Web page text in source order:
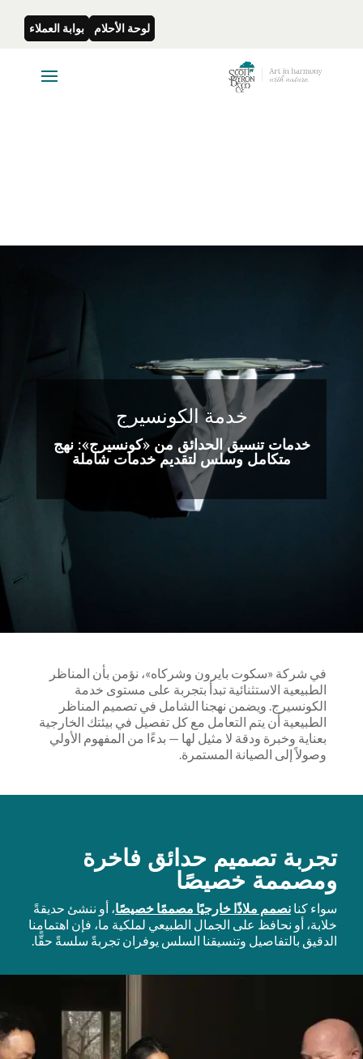
لوحة الأحلام بوابة العملاء
خدمة الكونسيرج
خدمات تنسيق الحدائق من «كونسيرج»: نهج
متكامل وسلس لتقديم خدمات شاملة
في شركة «سكوت بايرون وشركاه»، نؤمن بأن المناظر
الطبيعية الاستثنائية تبدأ بتجربة على مستوى خدمة
الكونسيرج. ويضمن نهجنا الشامل في تصميم المناظر
الطبيعية أن يتم التعامل مع كل تفصيل في بيئتك الخارجية
بعناية وخبرة ودقة لا مثيل لها — بدءًا من المفهوم الأولي
وصولاً إلى الصيانة المستمرة.
تجربة تصميم حدائق فاخرة
ومصممة خصيصًا
سواء كنا نصمم ملاذًا خارجيًا مصممًا خصيصًا، أو ننشئ حديقةً
خلابة، أو نحافظ على الجمال الطبيعي لملكية ما، فإن اهتمامنا
الدقيق بالتفاصيل وتنسيقنا السلس يوفران تجربةً سلسةً حقًّا.